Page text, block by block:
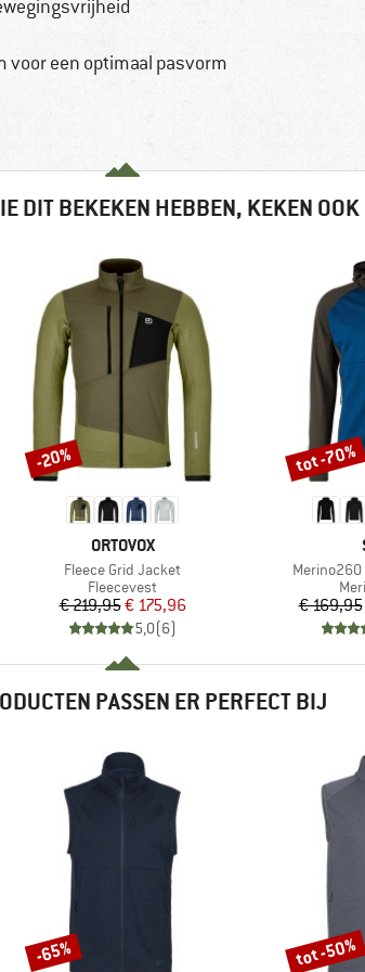
voor een optimaal pasvorm
DIT BEKEKEN HEBBEN, KEKEN OOK
MERK
ORTOVOX
Artikel
Fleece Grid Jacket
Productgroep
Fleecevest
Prijs
€ 219,95Verlaagde prijs
€ 175,96
5,0(6)
Korting
-20%
Artikel
Merino260
€ 169,95
Korting
tot -70%
PASSEN ER PERFECT BIJ
Korting
-65% Korting
tot -50%